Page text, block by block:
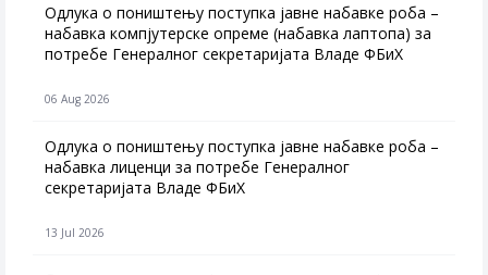
Одлука о поништењу поступка јавне набавке роба –
набавка компјутерске опреме (набавка лаптопа) за
потребе Генералног секретаријата Владе ФБиХ
06 Aug 2026
Одлука о поништењу поступка јавне набавке роба –
набавка лиценци за потребе Генералног
секретаријата Владе ФБиХ
13 Jul 2026